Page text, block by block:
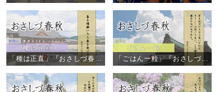
「ごはん一粒」『おさしづ春秋』（5）